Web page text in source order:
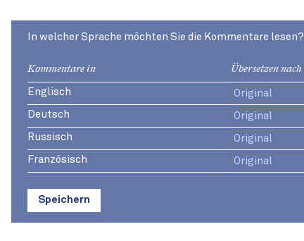
In welcher Sprache möchten Sie die Kommentare lesen?
Kommentare in Übersetzen nach
Englisch
Deutsch
Russisch
Französisch
Speichern